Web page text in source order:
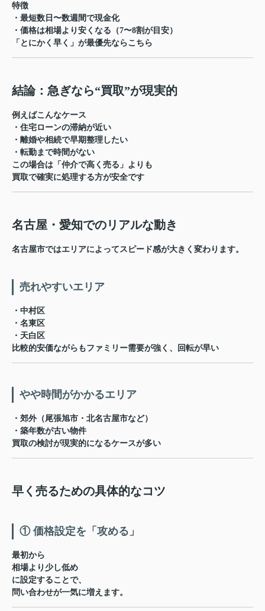
特徴
・最短数日〜数週間で現金化
・価格は相場より安くなる（7〜8割が目安）
「とにかく早く」が最優先ならこちら
結論：急ぎなら“買取”が現実的
例えばこんなケース
・住宅ローンの滞納が近い
・離婚や相続で早期整理したい
・転勤まで時間がない
この場合は「仲介で高く売る」よりも
買取で確実に処理する方が安全です
名古屋・愛知でのリアルな動き
名古屋市ではエリアによってスピード感が大きく変わります。
売れやすいエリア
・中村区
・名東区
・天白区
比較的安価ながらもファミリー需要が強く、回転が早い
やや時間がかかるエリア
・郊外（尾張旭市・北名古屋市など）
・築年数が古い物件
買取の検討が現実的になるケースが多い
早く売るための具体的なコツ
① 価格設定を「攻める」
最初から
相場より少し低め
に設定することで、
問い合わせが一気に増えます。